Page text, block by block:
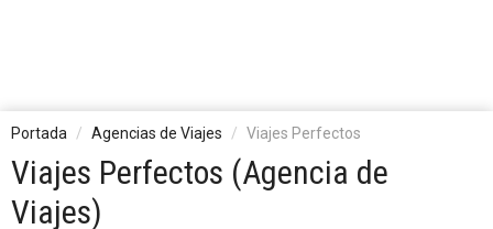
Portada Agencias de Viajes Viajes Perfectos
Viajes Perfectos (Agencia de
Viajes)